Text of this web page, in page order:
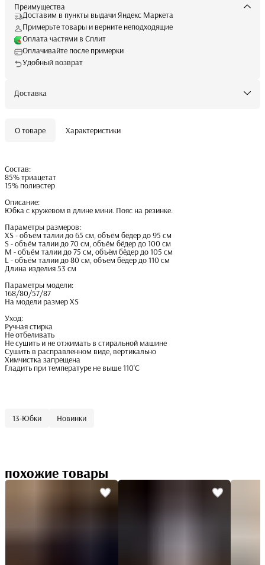
Преимущества
Доставим в пункты выдачи Яндекс Маркета
Примерьте товары и верните неподходящие
Оплата частями в Сплит
Оплачивайте после примерки
Удобный возврат
Доставка
О товаре Характеристики
Состав:
85% триацетат
15% полиэстер
Описание:
Юбка с кружевом в длине мини. Пояс на резинке.
Параметры размеров:
XS - объём талии до 65 см, объём бёдер до 95 см
S - объём талии до 70 см, объём бёдер до 100 см
M - объём талии до 75 см, объём бёдер до 105 см
L - объём талии до 80 см, объём бёдер до 110 см
Длина изделия 53 см
Параметры модели:
168/80/57/87
На модели размер XS
Уход:
Ручная стирка
Не отбеливать
Не сушить и не отжимать в стиральной машине
Сушить в расправленном виде, вертикально
Химчистка запрещена
Гладить при температуре не выше 110'С
13-Юбки Новинки
похожие товары